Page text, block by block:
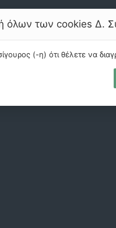
όλων των cookies Δ.
(-η) ότι θέλετε να